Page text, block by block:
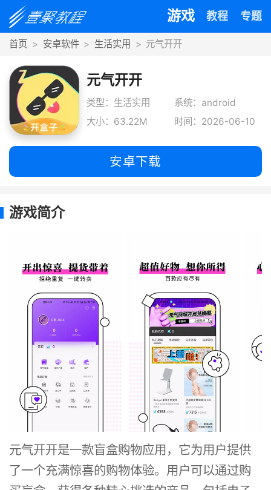
游戏 教程 专题
首页 安卓软件 生活实用 元气开开
元气开开
类型：生活实用
系统：android
大小：63.22M
时间：2026-06-10
安卓下载
游戏简介
元气开开是一款盲盒购物应用，它为用户提供
了一个充满惊喜的购物体验。用户可以通过购